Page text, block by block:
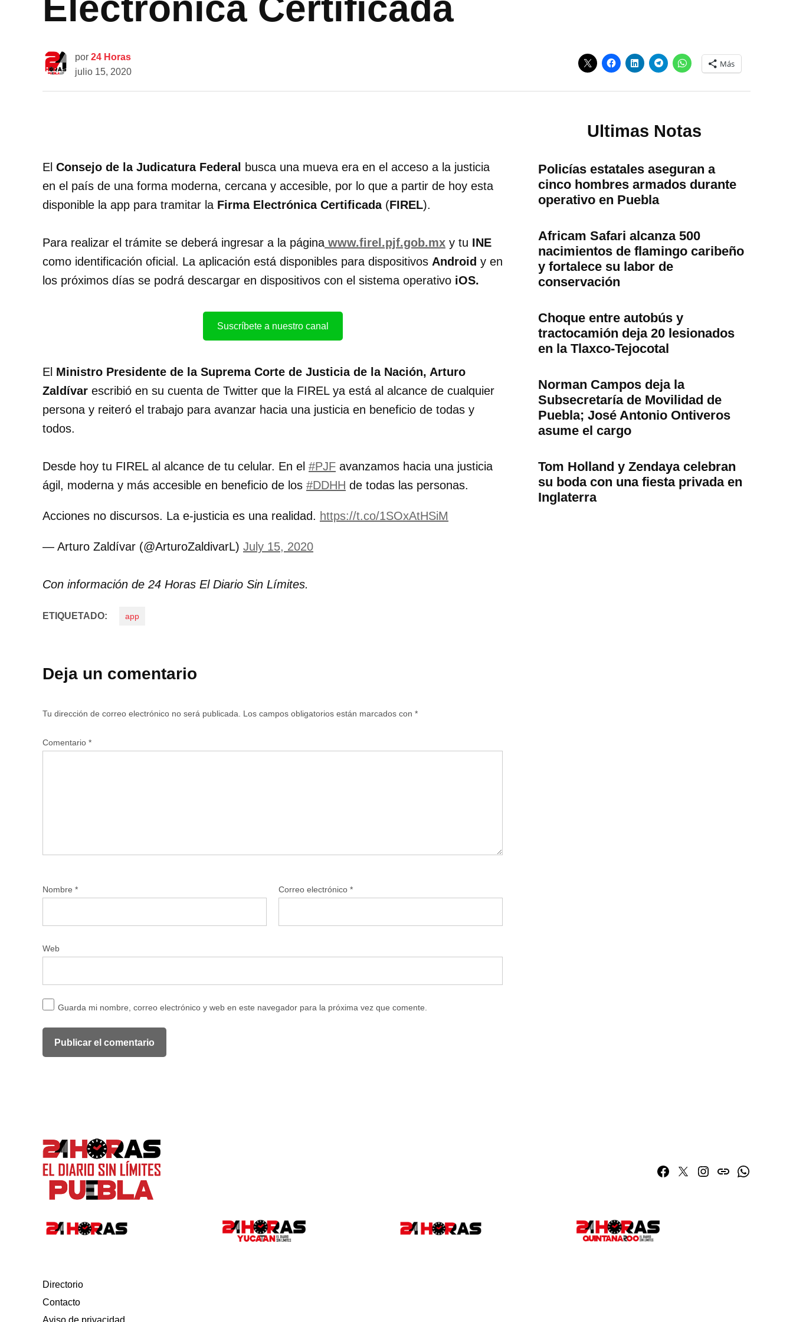
por 24 Horas
julio 15, 2020
Más
El Consejo de la Judicatura Federal
busca una mueva era en el acceso a la justicia
en el país de una forma moderna, cercana y accesible, por lo que a partir de hoy esta
disponible la app para tramitar la Firma Electrónica Certificada(FIREL).
Para realizar el trámite se deberá ingresar a la página www.firel.pjf.gob.mx y tu INE
como identificación oficial. La aplicación está disponibles para dispositivos Android y en
los próximos días se podrá descargar en dispositivos con el sistema operativo iOS.
Suscríbete a nuestro canal
El Ministro Presidente de la Suprema Corte de Justicia de la Nación, Arturo
Zaldívar escribió en su cuenta de Twitter que la FIREL ya está al alcance de cualquier
persona y reiteró el trabajo para avanzar hacia una justicia en beneficio de todas y
todos.
Desde hoy tu FIREL al alcance de tu celular. En el #PJF avanzamos hacia una justicia
ágil, moderna y más accesible en beneficio de los #DDHH de todas las personas.
Acciones no discursos. La e-justicia es una realidad. https://t.co/1SOxAtHSiM
— Arturo Zaldívar (@ArturoZaldivarL) July 15, 2020
Con información de 24 Horas El Diario Sin Límites.
ETIQUETADO: app
Deja un comentario
Tu dirección de correo electrónico no será publicada. Los campos obligatorios están marcados con *
Comentario *
Nombre * Correo electrónico *
Web
Guarda mi nombre, correo electrónico y web en este navegador para la próxima vez que comente.
Ultimas Notas
Policías estatales aseguran a
cinco hombres armados durante
operativo en Puebla
Africam Safari alcanza 500
nacimientos de flamingo caribeño
y fortalece su labor de
conservación
Choque entre autobús y
tractocamión deja 20 lesionados
en la Tlaxco-Tejocotal
Norman Campos deja la
Subsecretaría de Movilidad de
Puebla; José Antonio Ontiveros
asume el cargo
Tom Holland y Zendaya celebran
su boda con una fiesta privada en
Inglaterra
Facebook
TwitterInstagram
issuuWhatsapp
Directorio
Contacto